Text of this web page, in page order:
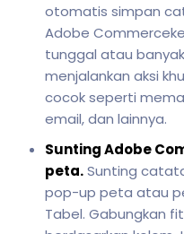
otomatis simpan
Adobe
tunggal atau
menjalankan aksi
cocok seperti
email, dan lainnya.
Sunting Adobe
peta.Sunting
pop-up peta atau
Tabel. Gabungkan